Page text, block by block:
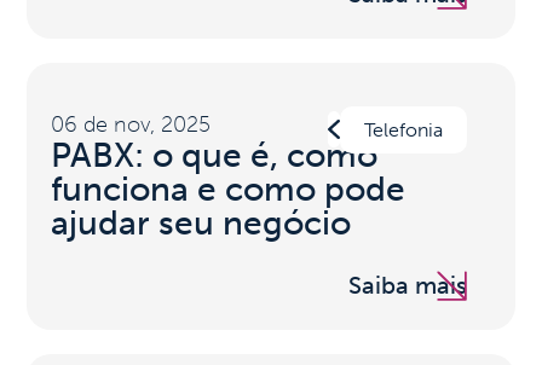
Telefonia
06 de nov, 2025
PABX: o que é, como
funciona e como pode
ajudar seu negócio
Saiba mais